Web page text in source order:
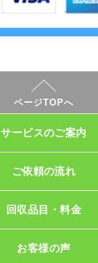
ページTOPへ
サービスのご案内
ご依頼の流れ
回収品目・料金
お客様の声